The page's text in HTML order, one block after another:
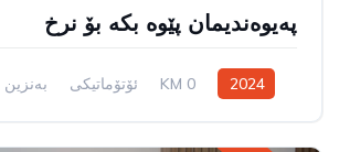
پەیوەندیمان پێوە بکە بۆ نرخ
2024
0 KM ئۆتۆماتیکی
بەنزین